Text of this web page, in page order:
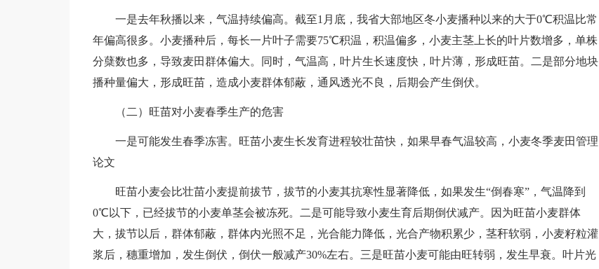
一是去年秋播以来，气温持续偏高。截至1月底，我省大部地区冬小麦播种以来的大于0℃积温比常
年偏高很多。小麦播种后，每长一片叶子需要75℃积温，积温偏多，小麦主茎上长的叶片数增多，单株
分蘖数也多，导致麦田群体偏大。同时，气温高，叶片生长速度快，叶片薄，形成旺苗。二是部分地块
播种量偏大，形成旺苗，造成小麦群体郁蔽，通风透光不良，后期会产生倒伏。
（二）旺苗对小麦春季生产的危害
一是可能发生春季冻害。旺苗小麦生长发育进程较壮苗快，如果早春气温较高，小麦冬季麦田管理
论文
旺苗小麦会比壮苗小麦提前拔节，拔节的小麦其抗寒性显著降低，如果发生“倒春寒”，气温降到
0℃以下，已经拔节的小麦单茎会被冻死。二是可能导致小麦生育后期倒伏减产。因为旺苗小麦群体
大，拔节以后，群体郁蔽，群体内光照不足，光合能力降低，光合产物积累少，茎秆软弱，小麦籽粒灌
浆后，穗重增加，发生倒伏，倒伏一般减产30%左右。三是旺苗小麦可能由旺转弱，发生早衰。叶片光